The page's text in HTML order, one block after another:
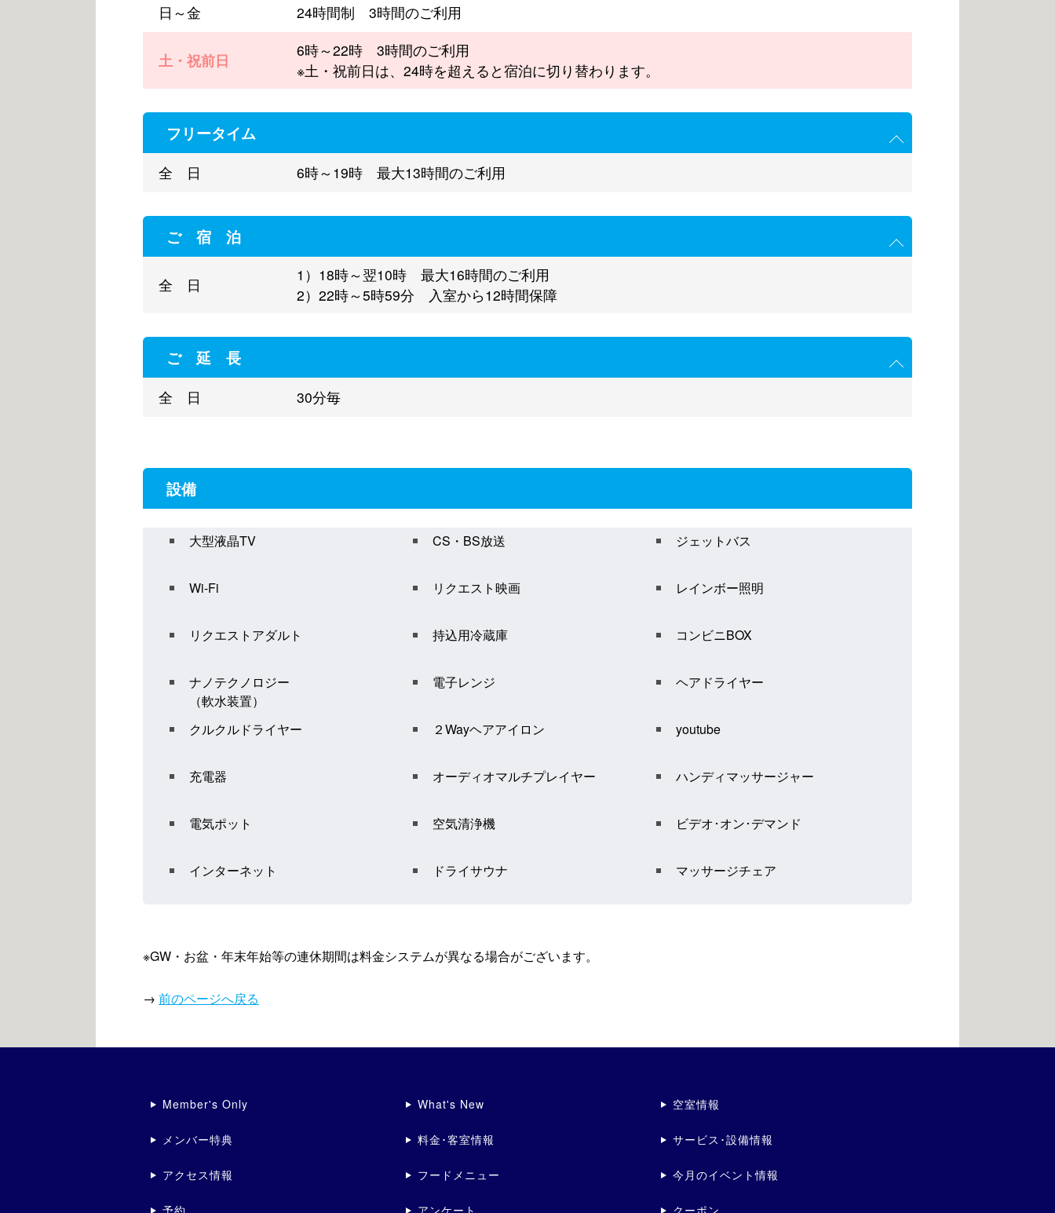
日～金 24時間制 3時間のご利用
土・祝前日
6時～22時 3時間のご利用
※土・祝前日は、24時を超えると宿泊に切り替わります。
フリータイム
全 日 6時～19時 最大13時間のご利用
ご 宿 泊
全 日
1）18時～翌10時 最大16時間のご利用
2）22時～5時59分 入室から12時間保障
ご 延 長
全 日 30分毎
設備
大型液晶TV CS・BS放送 ジェットバス
Wi-Fi リクエスト映画 レインボー照明
リクエストアダルト 持込用冷蔵庫 コンビニBOX
ナノテクノロジー
（軟水装置）
電子レンジ ヘアドライヤー
クルクルドライヤー ２Wayヘアアイロン youtube
充電器 オーディオマルチプレイヤー ハンディマッサージャー
電気ポット 空気清浄機 ビデオ･オン･デマンド
インターネット ドライサウナ マッサージチェア
※GW・お盆・年末年始等の連休期間は料金システムが異なる場合がございます。
→ 前のページへ戻る
Member's Only What's New 空室情報
メンバー特典 料金･客室情報 サービス･設備情報
アクセス情報 フードメニュー 今月のイベント情報
予約 アンケート クーポン